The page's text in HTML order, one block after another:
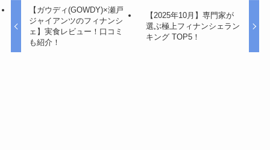
【ガウディ(GOWDY)×瀬戸
ジャイアンツのフィナンシ
ェ】実食レビュー！口コミ
も紹介！
【2025年10月】専門家が
選ぶ極上フィナンシェラン
キング TOP5！